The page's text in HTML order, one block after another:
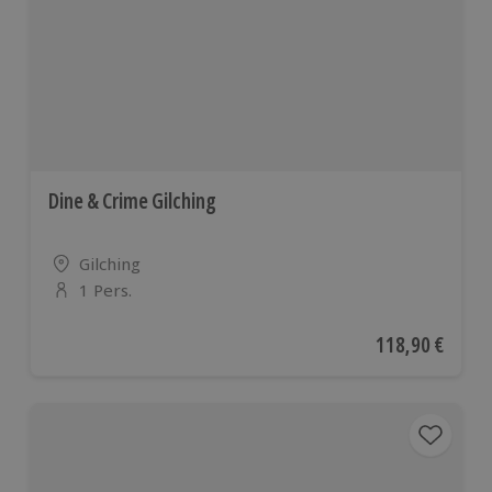
Dine & Crime Gilching
Standort
Gilching
Anzahl der Teilnehmer
1 Pers.
Aktueller Preis
118,90 €